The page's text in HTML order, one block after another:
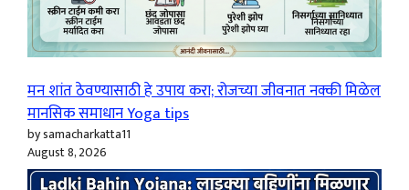
मन शांत ठेवण्यासाठी हे उपाय करा; रोजच्या जीवनात नक्की मिळेल
मानसिक समाधान Yoga tips
by samacharkatta11
August 8, 2026